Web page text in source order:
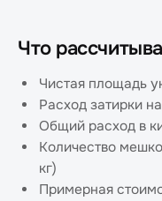
Что
Чистая площадь
Расход затирки
Общий расход в
Количество
кг)
Примерная